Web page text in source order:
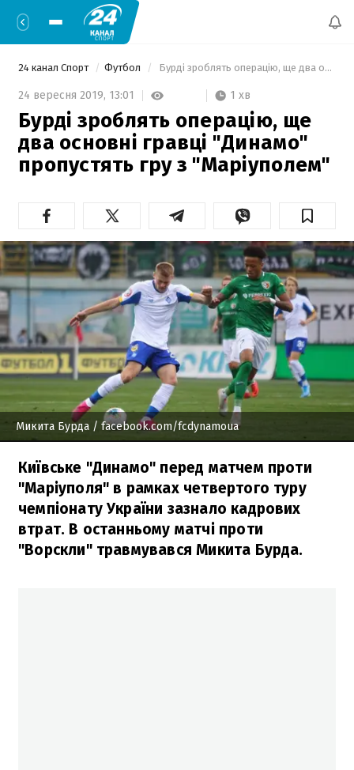
24 канал Спорт Футбол Бурді зроблять операцію, ще два основні гравці "Динамо" пропустять гру з "Маріуполем"
24 вересня 2019, 13:01 1 хв
Бурді зроблять операцію, ще
два основні гравці "Динамо"
пропустять гру з "Маріуполем"
Микита Бурда / facebook.com/fcdynamoua
Київське "Динамо" перед матчем проти
"Маріуполя" в рамках четвертого туру
чемпіонату України зазнало кадрових
втрат. В останньому матчі проти
"Ворскли" травмувався Микита Бурда.